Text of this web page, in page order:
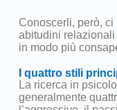
Conoscerli, però,
abitudini
in modo più
I quattro stili
La ricerca in
generalmente